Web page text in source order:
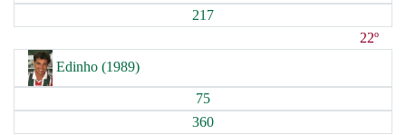
217
22º
Edinho (1989)
75
360